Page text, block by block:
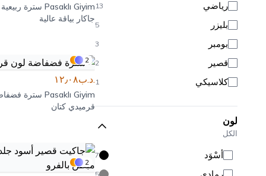
10
تنانير 48
بنطلونات 133
رياضي 13
بليزر 5
بومبر 3
قصير 2
كلاسيكي 1
لون
الكل
أَسْوَد 7
5
Pasaklı Giyim سترة ربيعية
جاكار بياقة عالية
2
.د.ب١٢٫٠٨
Pasaklı Giyim سترة
قرميدي كتان
2